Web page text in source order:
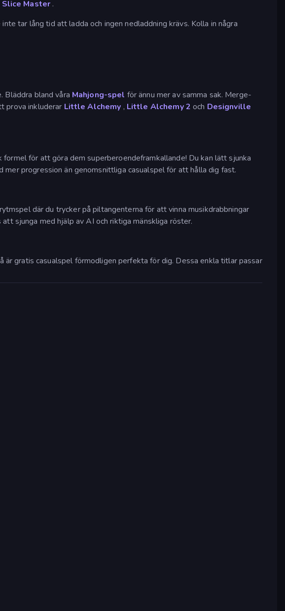
Slice Master .
tar lång tid att ladda och ingen nedladdning krävs. Kolla in några
Bläddra bland våra Mahjong-spel för ännu mer av samma sak. Merge-
prova inkluderar Little Alchemy , Little Alchemy 2 och Designville
för att göra dem superberoendeframkallande! Du kan lätt sjunka
mer progression än genomsnittliga casualspel för att hålla dig fast.
där du trycker på piltangenterna för att vinna musikdrabbningar
sjunga med hjälp av AI och riktiga mänskliga röster.
är gratis casualspel förmodligen perfekta för dig. Dessa enkla titlar passar